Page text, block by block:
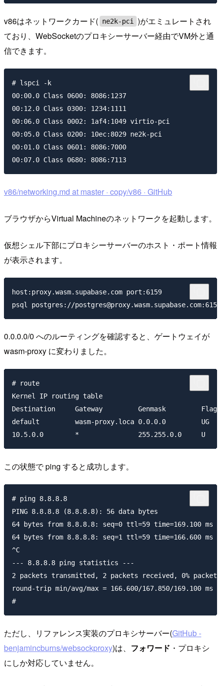
v86はネットワークカード( ne2k-pci
)がエミュレートされ
ており、WebSocketのプロキシーサーバー経由でVM外と通
信できます。
# lspci -k
00:00.0 Class 0600: 8086:1237
00:12.0 Class 0300: 1234:1111
00:06.0 Class 0002: 1af4:1049 virtio-pci
00:05.0 Class 0200: 10ec:8029 ne2k-pci
00:01.0 Class 0601: 8086:7000
v86/networking.md at master · copy/v86 · GitHub
ブラウザからVirtual Machineのネットワークを起動します。
仮想シェル下部にプロキシーサーバーのホスト・ポート情報
が表示されます。
host:proxy.wasm.supabase.com port:6159
0.0.0.0/0 へのルーティングを確認すると、ゲートウェイが
wasm-proxy に変わりました。
# route
Kernel IP routing table
Destination     Gateway         Genmask
default         wasm-proxy.loca 0.0.0.0
この状態で ping すると成功します。
# ping 8.8.8.8
PING 8.8.8.8 (8.8.8.8): 56 data bytes
64 bytes from 8.8.8.8: seq=0 ttl=59 time=169.100 ms
64 bytes from 8.8.8.8: seq=1 ttl=59 time=166.600 ms
^C
--- 8.8.8.8 ping statistics ---
2 packets transmitted, 2 packets received, 0% packet
round-trip min/avg/max = 166.600/167.850/169.100 ms
ただし、リファレンス実装のプロキシサーバー(GitHub -
benjamincburns/websockproxy)は、 フォワード ・プロキシ
にしか対応していません。